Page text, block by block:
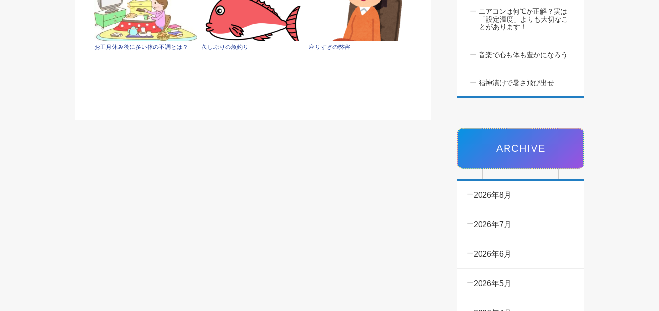
お正月休み後に多い体の不調とは？ 久しぶりの魚釣り 座りすぎの弊害
エアコンは何℃が正解？実は
「設定温度」よりも大切なこ
とがあります！
音楽で心も体も豊かになろう
福神漬けで暑さ飛び出せ
ARCHIVE
2026年8月
2026年7月
2026年6月
2026年5月